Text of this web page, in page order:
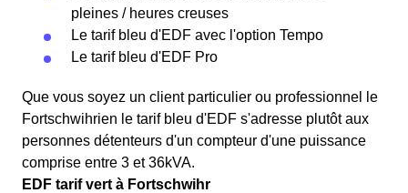
pleines / heures creuses
Le tarif bleu d'EDF avec l'option Tempo
Le tarif bleu d'EDF Pro
Que vous soyez un client particulier ou professionnel le
Fortschwihrien le tarif bleu d'EDF s'adresse plutôt aux
personnes détenteurs d'un compteur d'une puissance
comprise entre 3 et 36kVA.
EDF tarif vert à Fortschwihr